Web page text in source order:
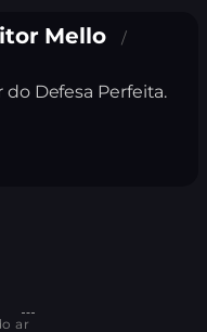
Mello
do Defesa Perfeita.
ar